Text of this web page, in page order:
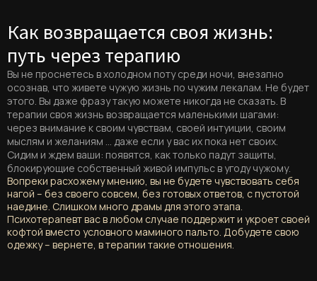
Как возвращается своя жизнь:
путь через терапию
Вы не проснетесь в холодном поту среди ночи, внезапно
осознав, что живете чужую жизнь по чужим лекалам. Не будет
этого. Вы даже фразу такую можете никогда не сказать. В
терапии своя жизнь возвращается маленькими шагами:
через внимание к своим чувствам, своей интуиции, своим
мыслям и желаниям … даже если у вас их пока нет своих.
Сидим и ждем ваши: появятся, как только падут защиты,
блокирующие собственный живой импульс в угоду чужому.
Вопреки расхожему мнению, вы не будете чувствовать себя
нагой – без своего совсем, без готовых ответов, с пустотой
наедине. Слишком много драмы для этого этапа.
Психотерапевт вас в любом случае поддержит и укроет своей
кофтой вместо условного маминого пальто. Добудете свою
одежку – вернете, в терапии такие отношения.